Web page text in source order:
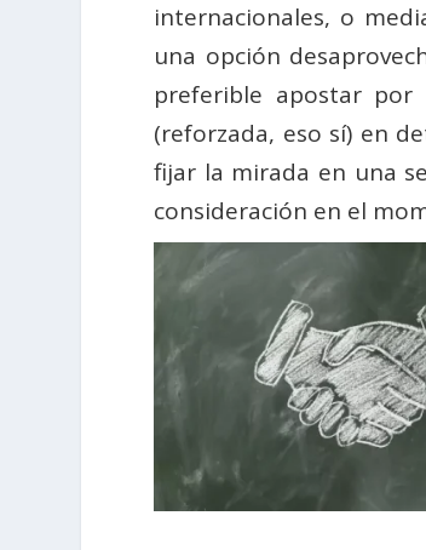
internacionales, o
una opción
preferible apostar
(reforzada, eso sí) en
fijar la mirada en una
consideración en el